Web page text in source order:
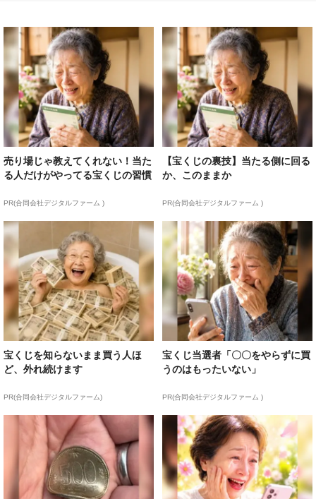
売り場じゃ教えてくれない！当た
る人だけがやってる宝くじの習慣
PR(合同会社デジタルファーム )
【宝くじの裏技】当たる側に回る
か、このままか
PR(合同会社デジタルファーム )
宝くじを知らないまま買う人ほ
ど、外れ続けます
PR(合同会社デジタルファーム)
宝くじ当選者「〇〇をやらずに買
うのはもったいない」
PR(合同会社デジタルファーム )